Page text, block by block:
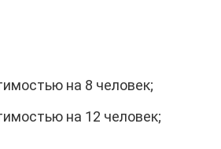
на 8 человек;
на 12 человек;